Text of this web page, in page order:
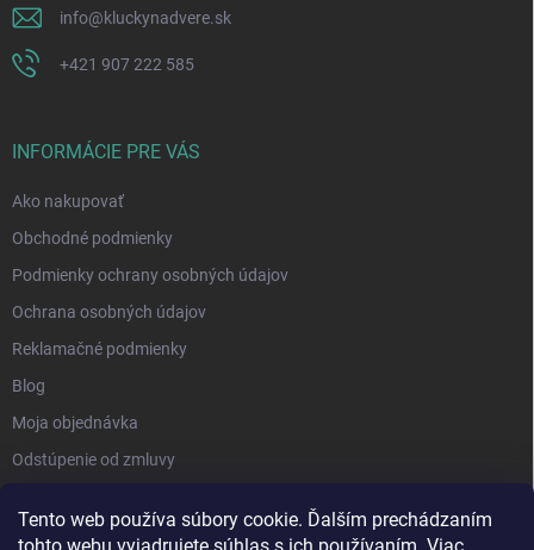
Tento web používa súbory cookie. Ďalším prechádzaním
info@kluckynadvere.sk
+421 907 222 585
INFORMÁCIE PRE VÁS
Ako nakupovať
Obchodné podmienky
Podmienky ochrany osobných údajov
Ochrana osobných údajov
Reklamačné podmienky
Blog
Moja objednávka
Odstúpenie od zmluvy